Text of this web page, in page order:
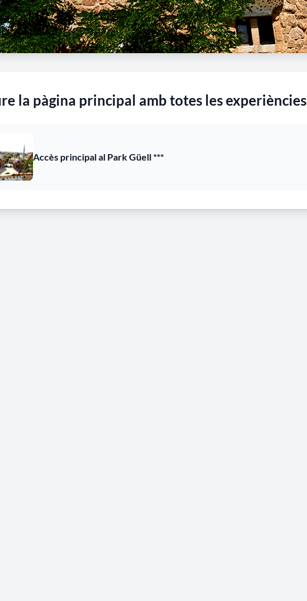
la pàgina principal amb totes les experiències
Accès principal al Park Güell ***